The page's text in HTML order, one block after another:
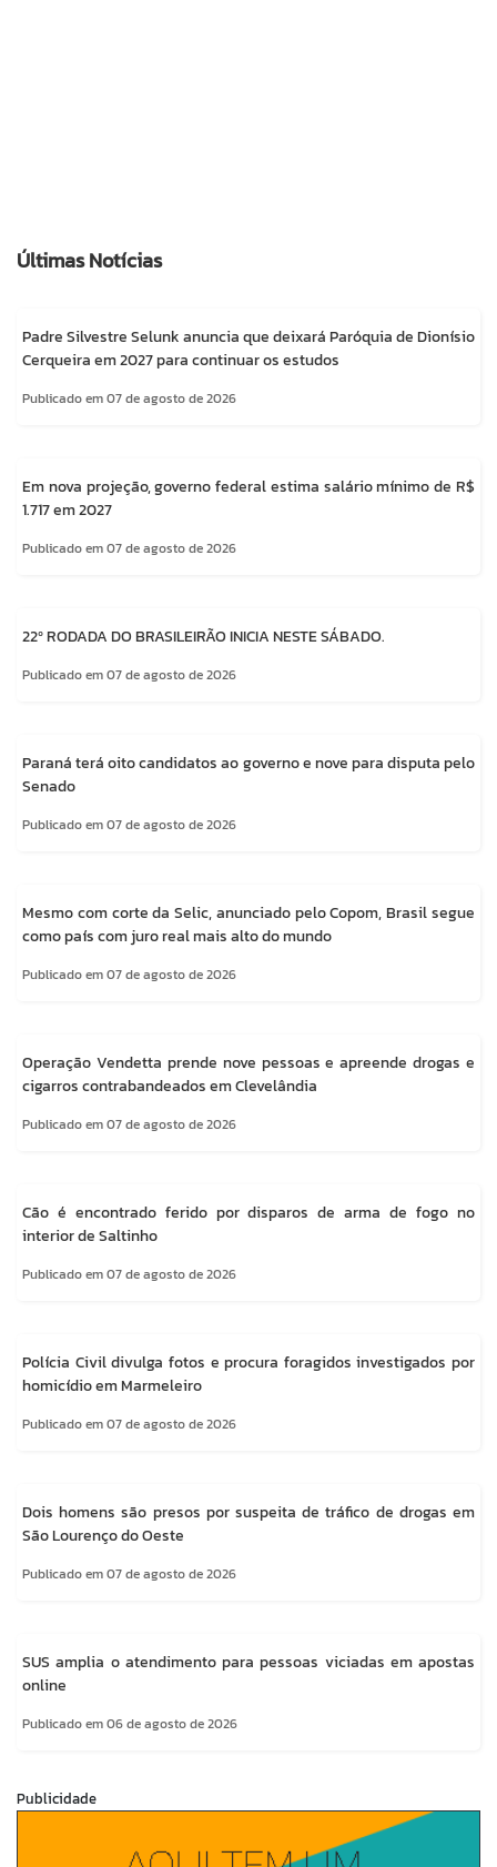
Últimas Notícias
Padre Silvestre Selunk anuncia que deixará Paróquia de Dionísio
Cerqueira em 2027 para continuar os estudos
Publicado em 07 de agosto de 2026
Em nova projeção, governo federal estima salário mínimo de R$
1.717 em 2027
Publicado em 07 de agosto de 2026
22º RODADA DO BRASILEIRÃO INICIA NESTE SÁBADO.
Publicado em 07 de agosto de 2026
Paraná terá oito candidatos ao governo e nove para disputa pelo
Senado
Publicado em 07 de agosto de 2026
Mesmo com corte da Selic, anunciado pelo Copom, Brasil segue
como país com juro real mais alto do mundo
Publicado em 07 de agosto de 2026
Operação Vendetta prende nove pessoas e apreende drogas e
cigarros contrabandeados em Clevelândia
Publicado em 07 de agosto de 2026
Cão é encontrado ferido por disparos de arma de fogo no
interior de Saltinho
Publicado em 07 de agosto de 2026
Polícia Civil divulga fotos e procura foragidos investigados por
homicídio em Marmeleiro
Publicado em 07 de agosto de 2026
Dois homens são presos por suspeita de tráfico de drogas em
São Lourenço do Oeste
Publicado em 07 de agosto de 2026
SUS amplia o atendimento para pessoas viciadas em apostas
online
Publicado em 06 de agosto de 2026
Publicidade